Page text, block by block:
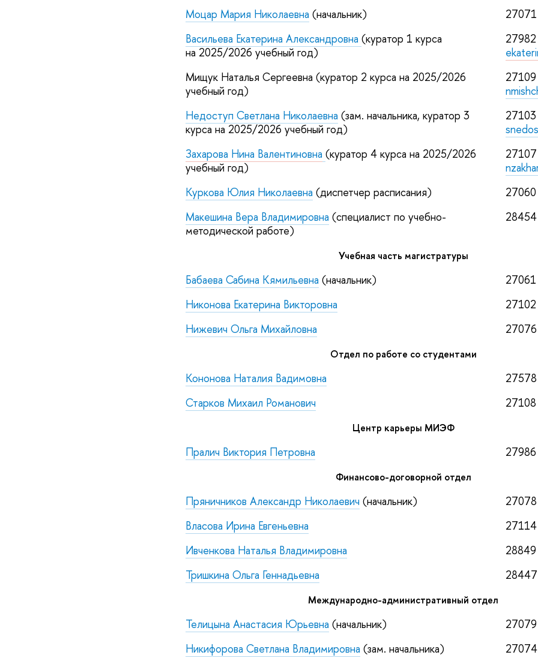
Моцар Мария Николаевна (начальник)
27071
Васильева Екатерина Александровна (куратор 1 курса
на 2025/2026 учебный год)
27982
Мищук Наталья Сергеевна (куратор 2 курса на 2025/2026
учебный год)
27109
Недоступ Светлана Николаевна (зам. начальника, куратор 3
курса на 2025/2026 учебный год)
27103
Захарова Нина Валентиновна (куратор 4 курса на 2025/2026
учебный год)
27107
Куркова Юлия Николаевна (диспетчер расписания)
27060
Макешина Вера Владимировна (специалист по учебно-
методической работе)
28454
Учебная часть магистратуры
Бабаева Сабина Кямильевна (начальник)
27061
Никонова Екатерина Викторовна
27102
Нижевич Ольга Михайловна
27076
Отдел по работе со студентами
Кононова Наталия Вадимовна
27578
Старков Михаил Романович
27108
Центр карьеры МИЭФ
Пралич Виктория Петровна 27986
Финансово-договорной отдел
Пряничников Александр Николаевич (начальник)
27078
Власова Ирина Евгеньевна
27114
Ивченкова Наталья Владимировна
28849
Тришкина Ольга Геннадьевна
28447
Международно-административный отдел
Телицына Анастасия Юрьевна (начальник)
27079
Никифорова Светлана Владимировна (зам. начальника)
27074